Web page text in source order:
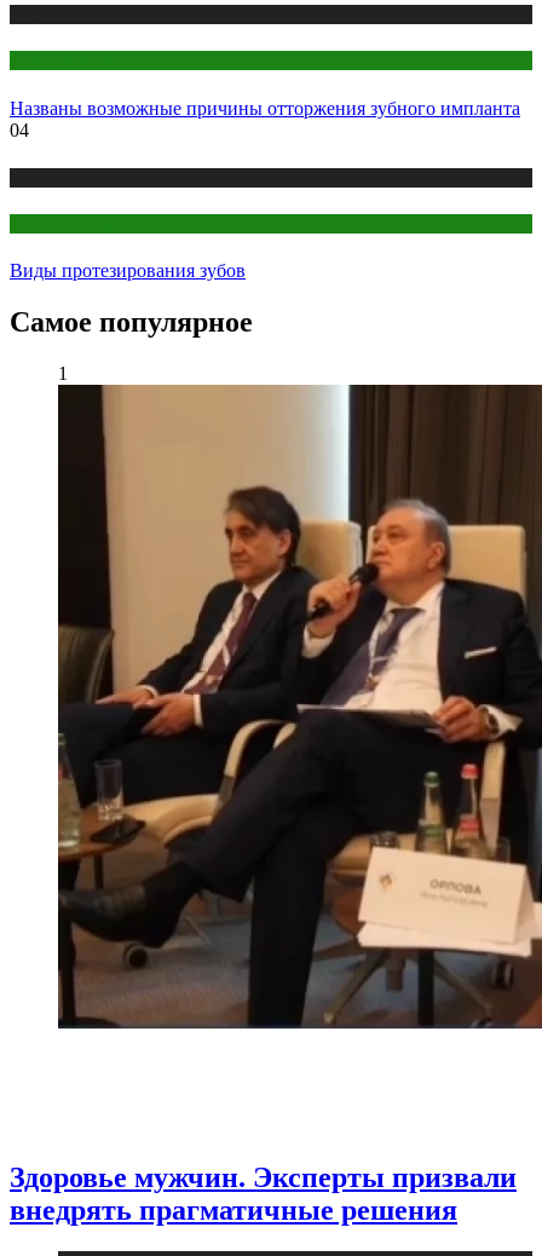
Названы возможные причины отторжения зубного импланта
04
Виды протезирования зубов
Самое популярное
1
Здоровье мужчин. Эксперты призвали
внедрять прагматичные решения